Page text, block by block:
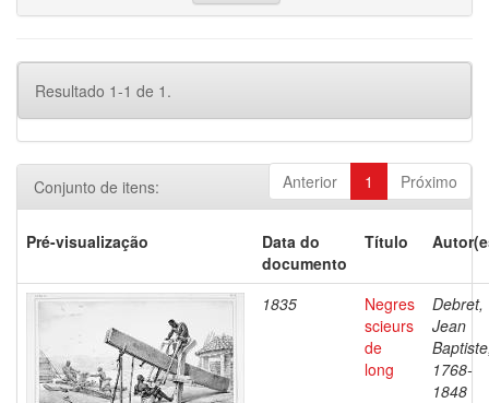
Resultado 1-1 de 1.
Anterior 1 Próximo
Conjunto de itens:
Pré-visualização
Data do
documento
Título
1835
Negres
scieurs
de
long
Debret,
Jean
1768-
1848